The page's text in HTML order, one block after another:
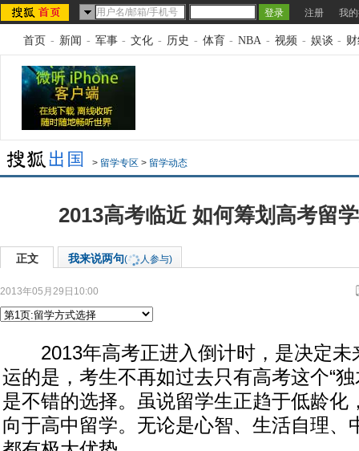
注册 我
首页 - 新闻 - 军事 - 文化 - 历史 - 体育 - NBA - 视频 - 娱谈 -
> 留学专区 > 留学动态
2013高考临近 如何筹划高考留
正文 我来说两句( 人参与)
2013年05月29日10:00
2013年高考正进入倒计时，是决定未
运的是，考生不再如过去只有高考这个“
是不错的选择。虽说留学生正趋于低龄化
向于高中留学。无论是心智、生活自理、